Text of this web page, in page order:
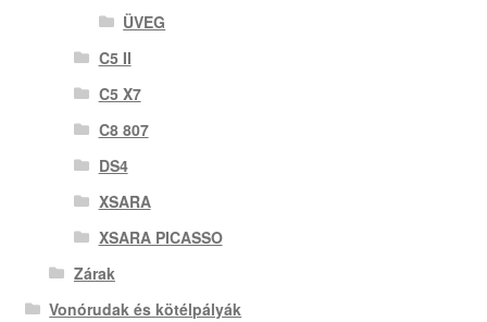
ÜVEG
C5 II
C5 X7
C8 807
DS4
XSARA
XSARA PICASSO
Zárak
Vonórudak és kötélpályák